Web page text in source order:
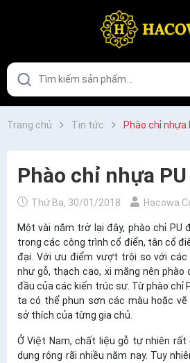
Trang chủ Tin tức Phào chỉ nhựa
Phào chỉ nhựa
Thứ Ba, 30/01/2018 Hacowa
Một vài năm trở lại đây, phào chỉ PU
trong các công trình cổ điển, tân cổ
đại. Với ưu điểm vượt trội so với
như gỗ, thạch cao, xi măng nên phào
đầu của các kiến trúc sư. Từ phào chỉ
ta có thể phun sơn các màu hoặc
sở thích của từng gia chủ.
Ở Việt Nam, chất liệu gỗ tự nhiên
dụng rộng rãi nhiều năm nay. Tuy